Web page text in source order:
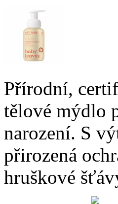
Přírodní,
tělové mýdlo
narození. S
přirozená
hruškové